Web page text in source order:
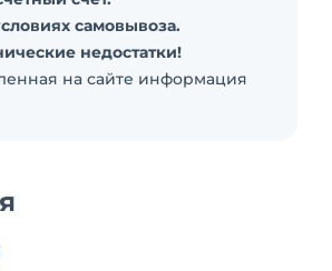
самовывоза.
недостатки!
на сайте информация
характер, не
обратившимся лицом.
предложений о
ПАО «Сургутнефтегаз»